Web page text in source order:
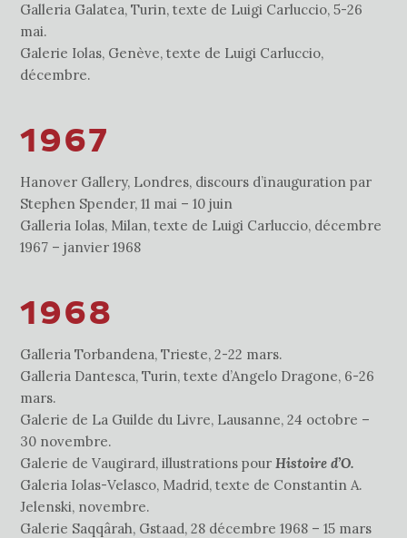
Galleria Galatea, Turin, texte de Luigi Carluccio, 5-26
mai.
Galerie Iolas, Genève, texte de Luigi Carluccio,
décembre.
1967
Hanover Gallery, Londres, discours d’inauguration par
Stephen Spender, 11 mai – 10 juin
Galleria Iolas, Milan, texte de Luigi Carluccio, décembre
1967 – janvier 1968
1968
Galleria Torbandena, Trieste, 2-22 mars.
Galleria Dantesca, Turin, texte d’Angelo Dragone, 6-26
mars.
Galerie de La Guilde du Livre, Lausanne, 24 octobre –
30 novembre.
Galerie de Vaugirard, illustrations pourHistoire d’O.
Galeria Iolas-Velasco, Madrid, texte de Constantin A.
Jelenski, novembre.
Galerie Saqqârah, Gstaad, 28 décembre 1968 – 15 mars